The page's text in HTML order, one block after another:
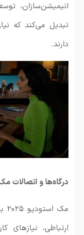
انیمیشن‌سازان،
تبدیل می‌کند که
دارند.
درگاه‌ها و اتصالات مک
ارتباطی، نیازهای